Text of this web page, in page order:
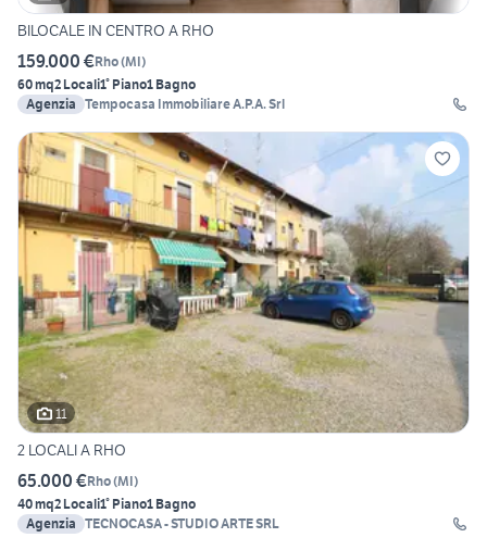
BILOCALE IN CENTRO A RHO
159.000 €Rho(MI)
60 mq2 Locali1° Piano1 Bagno
Agenzia Tempocasa Immobiliare A.P.A. Srl
11
2 LOCALI A RHO
65.000 €Rho(MI)
40 mq2 Locali1° Piano1 Bagno
Agenzia
TECNOCASA - STUDIO ARTE SRL